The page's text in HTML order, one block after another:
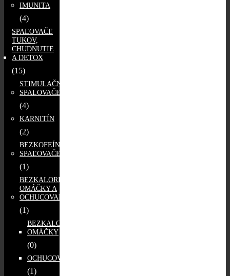
IMUNITA
(4)
SPAĽOVAČE
TUKOV,
CHUDNUTIE
A DETOX
(15)
STIMULAČNÉ
SPALOVAČE
(4)
KARNITÍN
(2)
BEZKOFEÍNOVÉ
SPAĽOVAČE
(1)
BEZKALORICKÉ
OMÁČKY A
OCHUCOVADLÁ
(1)
BEZKALORICKÉ
OMÁČKY
(0)
OCHUCOVADLÁ
(1)